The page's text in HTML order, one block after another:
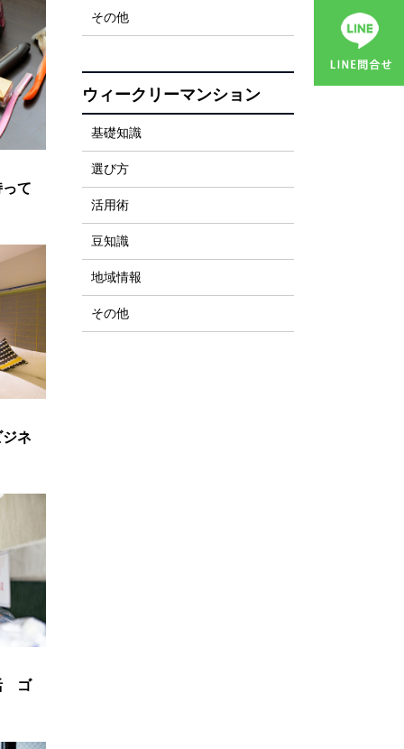
その他
ウィークリーマンション
基礎知識
選び方
活用術
豆知識
地域情報
その他
て
ネ
ゴ